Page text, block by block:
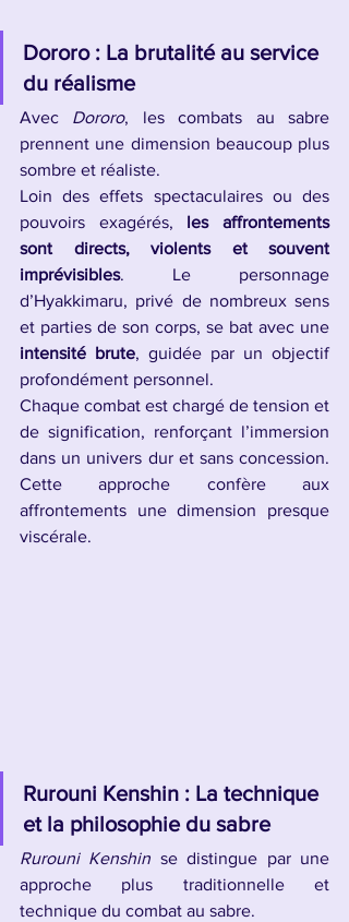
Dororo : La brutalité au service
du réalisme
Avec Dororo, les combats au sabre
prennent une dimension beaucoup plus
sombre et réaliste.
Loin des effets spectaculaires ou des
pouvoirs exagérés, les affrontements
sont directs, violents et souvent
imprévisibles. Le personnage
d’Hyakkimaru, privé de nombreux sens
intensité brute, guidée par un objectif
profondément personnel.
Chaque combat est chargé de tension et
de signification, renforçant l’immersion
dans un univers dur et sans concession.
Cette approche confère aux
affrontements une dimension presque
viscérale.
Rurouni Kenshin : La technique
et la philosophie du sabre
Rurouni Kenshin se distingue par une
approche plus traditionnelle et
technique du combat au sabre.